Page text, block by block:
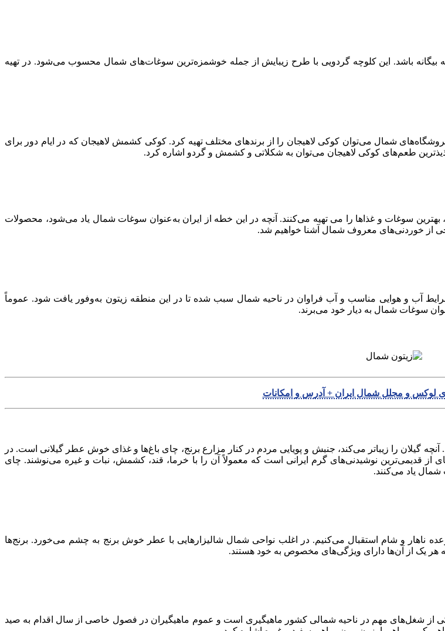
باشد. این کلوچه گردویی با طرح زیبایش از جمله خوشمزه‌ترین سوغات‌های شمال محسوب می‌شود. در تهیه
شمال می‌توان کوکی لاهیجان را از برندهای مختلف تهیه کرد. کوکی کشمش لاهیجان که در ایام دور برای
طعم‌های کوکی لاهیجان می‌توان به شکلاتی و کشمش و گردو اشاره کرد.
سوغات و غذاها را می تهیه می‌کنند. آنچه در این خطه از ایران به‌عنوان سوغات شمال یاد می‌شود، محصولات
از خوردنی‌های معروف شمال آشنا خواهیم شد.
آب و هوایی مناسب و آب فراوان در ناحیه شمال سبب شده تا در این منطقه زیتون به‌وفور یافت شود. عموماً
سوغات شمال به دیار خود می‌برند.
لوکس و مجلل شمال ایران + آدرس و امکانات
آنچه گیلان را زیباتر می‌کند، جنبش و پویایی مردم در کنار مزارع برنج، چای باغ‌ها و غذای خوش عطر گیلانی است. در
از قدیمی‌ترین نوشیدنی‌های گرم ایرانی است که معمولاً آن را با خرما، قند، کشمش، نبات و غیره می‌نوشند. چای
یاد می‌کنند.
ناهار و شام استقبال می‌کنیم. در اغلب نواحی شمال شالیزارهایی با عطر خوش برنج به چشم می‌خورد. برنج‌ها
هر یک از آن‌ها دارای ویژگی‌های مخصوص به خود هستند.
از شغل‌های مهم در ناحیه شمالی کشور ماهیگیری است و عموم ماهیگیران در فصول خاصی از سال اقدام به صید